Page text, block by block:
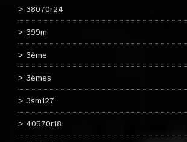
38070r24
399m
3ème
3èmes
3sm127
40570r18